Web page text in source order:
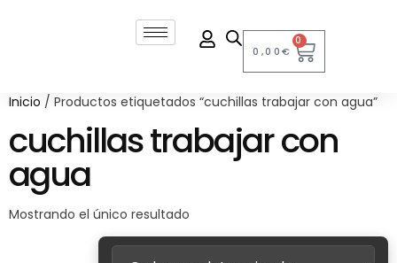
0,00€
0
Inicio / Productos etiquetados “cuchillas trabajar con agua”
cuchillas trabajar con
agua
Mostrando el único resultado